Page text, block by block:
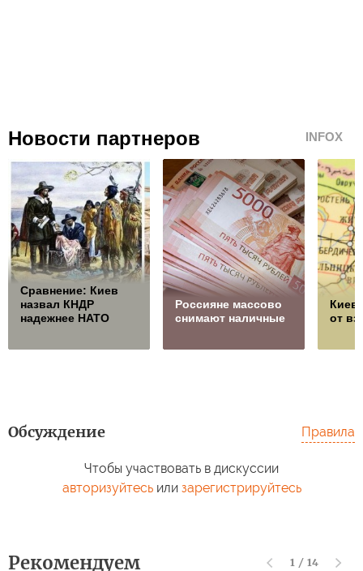
Новости партнеров INFOX
Сравнение: Киев
назвал КНДР
надежнее НАТО
Россияне массово
снимают наличные
Киев
от
Обсуждение Правила
Чтобы участвовать в дискуссии
авторизуйтесьили зарегистрируйтесь
Рекомендуем 1 / 14